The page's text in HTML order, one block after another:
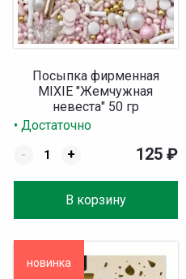
Посыпка фирменная
MIXIE "Жемчужная
невеста" 50 гр
• Достаточно
-
+
В корзину
125 ₽
новинка